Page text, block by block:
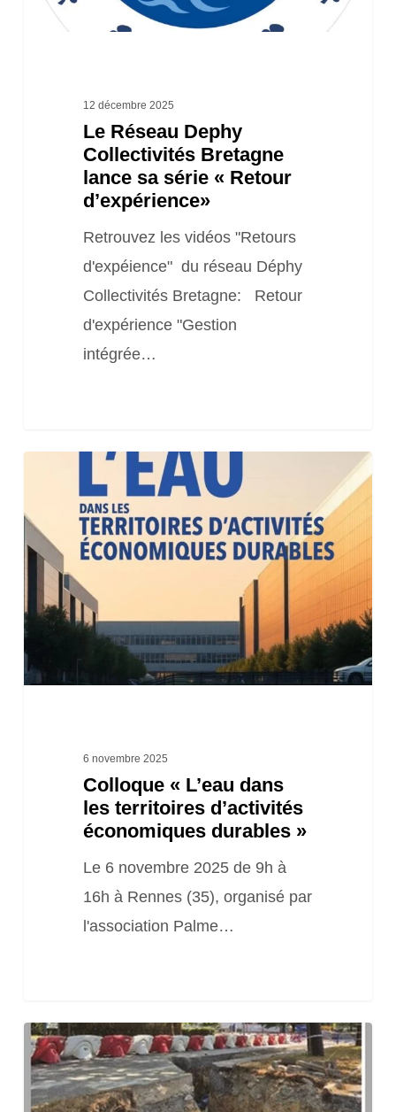
série
d’expérience»12 décembre 2025
Le Réseau Dephy
Collectivités Bretagne
lance sa série « Retour
d’expérience»
Retrouvez les vidéos "Retours
d'expéience" du réseau Déphy
Collectivités Bretagne: Retour
d'expérience "Gestion
intégrée…
dans
les
territoires
d’activités
économiques
durables »
6 novembre 2025
Colloque « L’eau dans
les territoires d’activités
économiques durables »
Le 6 novembre 2025 de 9h à
16h à Rennes (35), organisé par
l'association Palme…
Guide
« Racines
&